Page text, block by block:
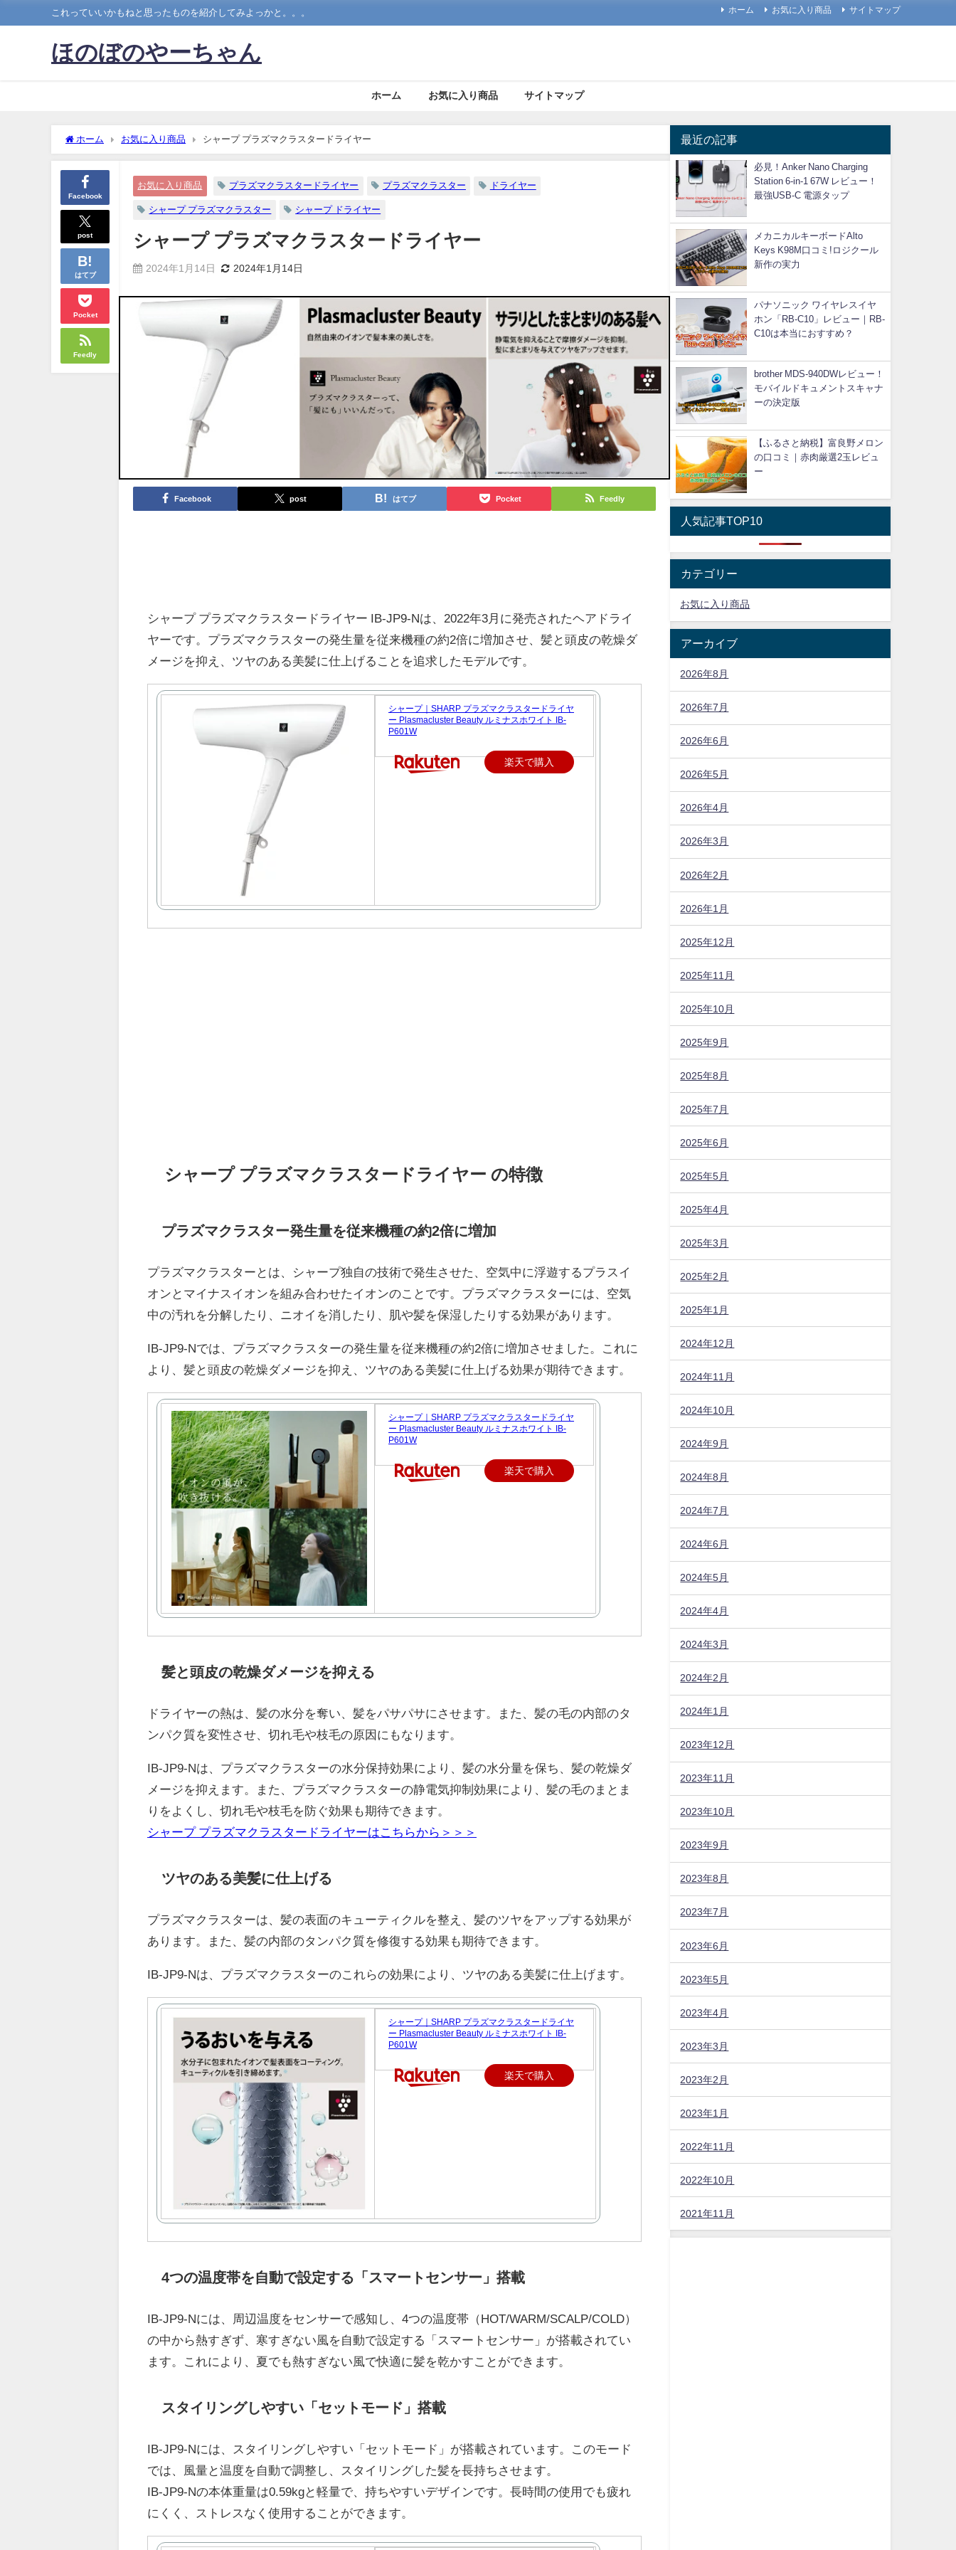
これっていいかもねと思ったものを紹介してみよっかと。。。 ホーム お気に入り商品 サイトマップ
ほのぼのやーちゃん
ホーム お気に入り商品 サイトマップ
ホーム お気に入り商品 シャープ プラズマクラスタードライヤー
Facebook
post
はてブ
Pocket
Feedly
お気に入り商品 プラズマクラスタードライヤー プラズマクラスター ドライヤー
シャープ プラズマクラスター シャープ ドライヤー
シャープ プラズマクラスタードライヤー
2024年1月14日 2024年1月14日
Facebook post はてブ Pocket Feedly
シャープ プラズマクラスタードライヤー IB-JP9-Nは、2022年3月に発売されたヘアドライ
ヤーです。プラズマクラスターの発生量を従来機種の約2倍に増加させ、髪と頭皮の乾燥ダ
メージを抑え、ツヤのある美髪に仕上げることを追求したモデルです。
シャープ｜SHARP プラズマクラスタードライヤ
ー Plasmacluster Beauty ルミナスホワイト IB-
P601W
楽天で購入
シャープ プラズマクラスタードライヤー の特徴
プラズマクラスター発生量を従来機種の約2倍に増加
プラズマクラスターとは、シャープ独自の技術で発生させた、空気中に浮遊するプラスイ
オンとマイナスイオンを組み合わせたイオンのことです。プラズマクラスターには、空気
中の汚れを分解したり、ニオイを消したり、肌や髪を保湿したりする効果があります。
IB-JP9-Nでは、プラズマクラスターの発生量を従来機種の約2倍に増加させました。これに
より、髪と頭皮の乾燥ダメージを抑え、ツヤのある美髪に仕上げる効果が期待できます。
シャープ｜SHARP プラズマクラスタードライヤ
ー Plasmacluster Beauty ルミナスホワイト IB-
P601W
楽天で購入
髪と頭皮の乾燥ダメージを抑える
ドライヤーの熱は、髪の水分を奪い、髪をパサパサにさせます。また、髪の毛の内部のタ
ンパク質を変性させ、切れ毛や枝毛の原因にもなります。
IB-JP9-Nは、プラズマクラスターの水分保持効果により、髪の水分量を保ち、髪の乾燥ダ
メージを抑えます。また、プラズマクラスターの静電気抑制効果により、髪の毛のまとま
りをよくし、切れ毛や枝毛を防ぐ効果も期待できます。
シャープ プラズマクラスタードライヤーはこちらから＞＞＞
ツヤのある美髪に仕上げる
プラズマクラスターは、髪の表面のキューティクルを整え、髪のツヤをアップする効果が
あります。また、髪の内部のタンパク質を修復する効果も期待できます。
IB-JP9-Nは、プラズマクラスターのこれらの効果により、ツヤのある美髪に仕上げます。
シャープ｜SHARP プラズマクラスタードライヤ
ー Plasmacluster Beauty ルミナスホワイト IB-
P601W
楽天で購入
4つの温度帯を自動で設定する「スマートセンサー」搭載
IB-JP9-Nには、周辺温度をセンサーで感知し、4つの温度帯（HOT/WARM/SCALP/COLD）
の中から熱すぎず、寒すぎない風を自動で設定する「スマートセンサー」が搭載されてい
ます。これにより、夏でも熱すぎない風で快適に髪を乾かすことができます。
スタイリングしやすい「セットモード」搭載
IB-JP9-Nには、スタイリングしやすい「セットモード」が搭載されています。このモード
では、風量と温度を自動で調整し、スタイリングした髪を長持ちさせます。
IB-JP9-Nの本体重量は0.59kgと軽量で、持ちやすいデザインです。長時間の使用でも疲れ
にくく、ストレスなく使用することができます。
最近の記事
必見！Anker Nano Charging
Station 6-in-1 67W レビュー！
最強USB-C 電源タップ
メカニカルキーボードAlto
Keys K98M口コミ!ロジクール
新作の実力
パナソニック ワイヤレスイヤ
ホン「RB-C10」レビュー｜RB-
C10は本当におすすめ？
brother MDS-940DWレビュー！
モバイルドキュメントスキャナ
ーの決定版
【ふるさと納税】富良野メロン
の口コミ｜赤肉厳選2玉レビュ
ー
人気記事TOP10
カテゴリー
お気に入り商品
アーカイブ
2026年8月
2026年7月
2026年6月
2026年5月
2026年4月
2026年3月
2026年2月
2026年1月
2025年12月
2025年11月
2025年10月
2025年9月
2025年8月
2025年7月
2025年6月
2025年5月
2025年4月
2025年3月
2025年2月
2025年1月
2024年12月
2024年11月
2024年10月
2024年9月
2024年8月
2024年7月
2024年6月
2024年5月
2024年4月
2024年3月
2024年2月
2024年1月
2023年12月
2023年11月
2023年10月
2023年9月
2023年8月
2023年7月
2023年6月
2023年5月
2023年4月
2023年3月
2023年2月
2023年1月
2022年11月
2022年10月
2021年11月